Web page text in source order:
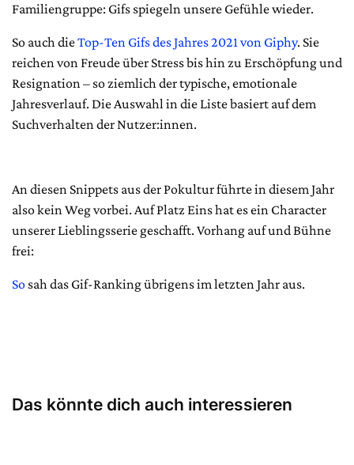
Familiengruppe: Gifs spiegeln unsere Gefühle wieder.
So auch dieTop-Ten Gifs des Jahres 2021 von Giphy. Sie
reichen von Freude über Stress bis hin zu Erschöpfung und
Resignation – so ziemlich der typische, emotionale
Jahresverlauf. Die Auswahl in die Liste basiert auf dem
Suchverhalten der Nutzer:innen.
An diesen Snippets aus der Pokultur führte in diesem Jahr
also kein Weg vorbei. Auf Platz Eins hat es ein Character
unserer Lieblingsserie geschafft. Vorhang auf und Bühne
frei:
So sah das Gif-Ranking übrigens im letzten Jahr aus.
Das könnte dich auch interessieren